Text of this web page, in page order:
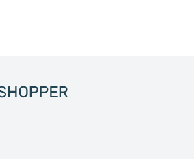
Kissenhülle